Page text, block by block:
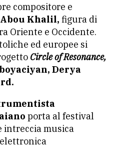
compositore e
Khalil, figura di
Oriente e Occidente.
ed europee si
Circle of Resonance,
Derya
porta al festival
intreccia musica